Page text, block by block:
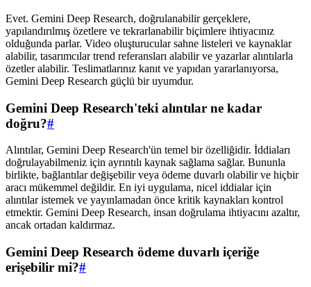
Evet. Gemini Deep Research, doğrulanabilir gerçeklere,
yapılandırılmış özetlere ve tekrarlanabilir biçimlere ihtiyacınız
olduğunda parlar. Video oluşturucular sahne listeleri ve kaynaklar
alabilir, tasarımcılar trend referansları alabilir ve yazarlar alıntılarla
özetler alabilir. Teslimatlarınız kanıt ve yapıdan yararlanıyorsa,
Gemini Deep Research güçlü bir uyumdur.
Gemini Deep Research'teki alıntılar ne kadar
doğru?#
Alıntılar, Gemini Deep Research'ün temel bir özelliğidir. İddiaları
doğrulayabilmeniz için ayrıntılı kaynak sağlama sağlar. Bununla
birlikte, bağlantılar değişebilir veya ödeme duvarlı olabilir ve hiçbir
aracı mükemmel değildir. En iyi uygulama, nicel iddialar için
alıntılar istemek ve yayınlamadan önce kritik kaynakları kontrol
etmektir. Gemini Deep Research, insan doğrulama ihtiyacını azaltır,
ancak ortadan kaldırmaz.
Gemini Deep Research ödeme duvarlı içeriğe
erişebilir mi?#